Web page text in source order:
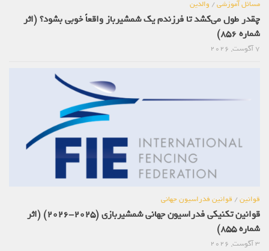
مسائل آموزشی/ والدین
چقدر طول می‌کشد تا فرزندم یک شمشیرباز واقعاً خوبی بشود؟ (اثر
شماره 856)
7 آگوست, 2026
قوانین/ قوانین فدراسیون جهانی
قوانین تکنیکی فدراسیون جهانی شمشیربازی (2025-2026) (اثر
شماره 855)
3 آگوست, 2026